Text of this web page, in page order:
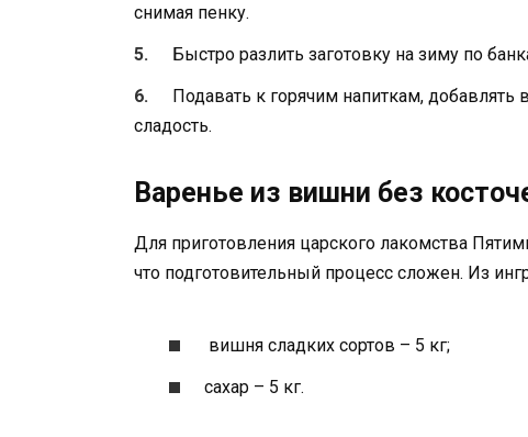
снимая пенку.
Быстро разлить заготовку на зиму по
Подавать к горячим напиткам, добавлять
сладость.
Варенье из вишни без
Для приготовления царского лакомства
что подготовительный процесс сложен. Из
вишня сладких сортов – 5 кг;
сахар – 5 кг.